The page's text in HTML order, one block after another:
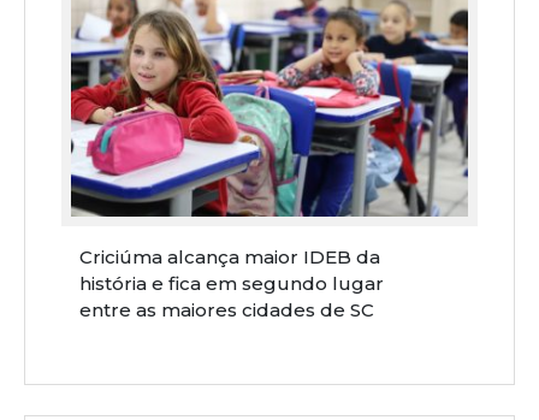
Criciúma alcança maior IDEB da
história e fica em segundo lugar
entre as maiores cidades de SC